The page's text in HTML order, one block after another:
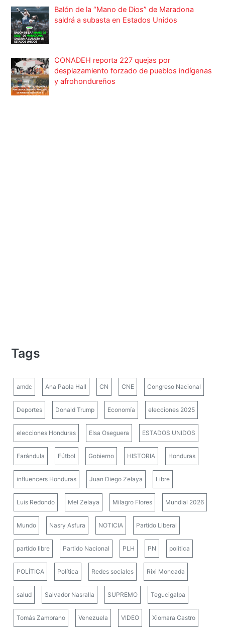
Balón de la “Mano de Dios” de Maradona
saldrá a subasta en Estados Unidos
CONADEH reporta 227 quejas por
desplazamiento forzado de pueblos indígenas
y afrohondureños
Tags
amdc Ana Paola Hall CN CNE Congreso Nacional
Deportes Donald Trump Economía elecciones 2025
elecciones Honduras Elsa Oseguera ESTADOS UNIDOS
Farándula Fútbol Gobierno HISTORIA Honduras
influencers Honduras Juan Diego Zelaya Libre
Luis Redondo Mel Zelaya Milagro Flores Mundial 2026
Mundo Nasry Asfura NOTICIA Partido Liberal
partido libre Partido Nacional PLH PN politica
POLÍTICA Política Redes sociales Rixi Moncada
salud Salvador Nasralla SUPREMO Tegucigalpa
Tomás Zambrano Venezuela VIDEO Xiomara Castro